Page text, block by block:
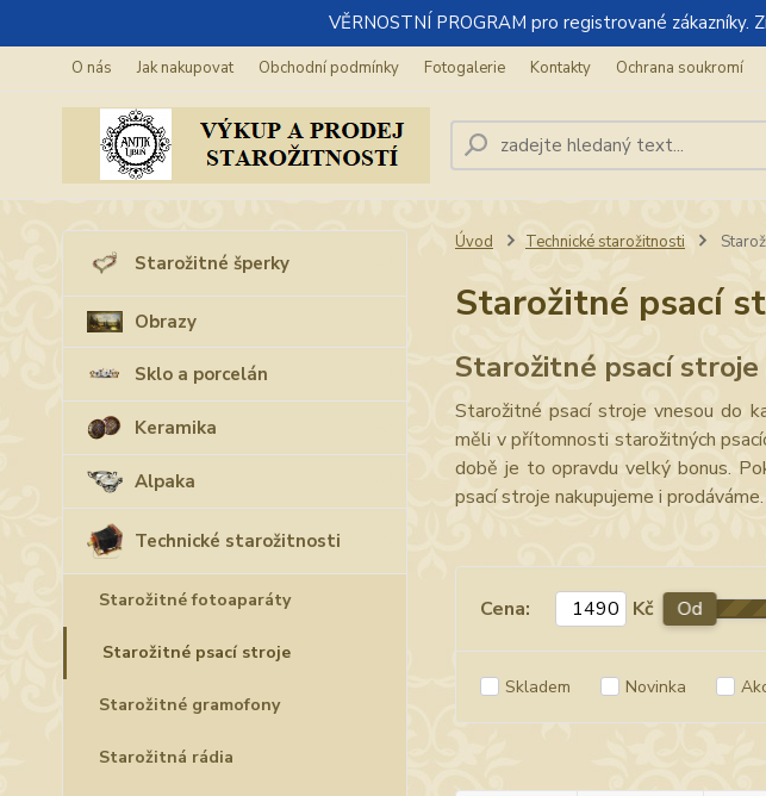
VĚRNOSTNÍ PROGRAM pro registrované zákazníky.
O nás Jak nakupovat Obchodní podmínky Fotogalerie Kontakty Ochrana soukromí
Starožitné šperky
Obrazy
Sklo a porcelán
Keramika
Alpaka
Technické starožitnosti
Starožitné fotoaparáty
Starožitné psací stroje
Starožitné gramofony
Starožitná rádia
Úvod Technické starožitnosti
Starožitné psací
Starožitné psací stroje
Starožitné psací stroje vnesou do
měli v přítomnosti starožitných
době je to opravdu velký bonus.
psací stroje nakupujeme i prodáváme.
Cena: Kč Od
Skladem Novinka